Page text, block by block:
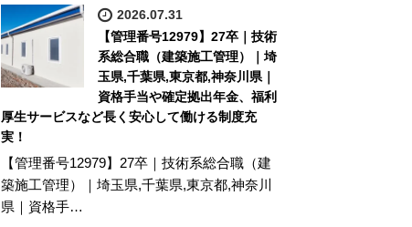
2026.07.31
【管理番号12979】27卒｜技術
系総合職（建築施工管理）｜埼
玉県,千葉県,東京都,神奈川県｜
資格手当や確定拠出年金、福利
厚生サービスなど長く安心して働ける制度充
実！
【管理番号12979】27卒｜技術系総合職（建
築施工管理）｜埼玉県,千葉県,東京都,神奈川
県｜資格手…